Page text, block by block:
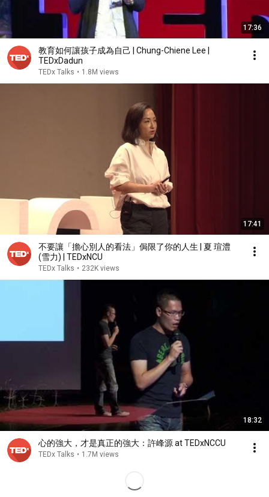
17:36
教育如何讓孩子成為自己 | Chung-Chiene Lee |
TEDxDadun
TEDx Talks • 1.8M views
17:41
不要讓「擔心別人的看法」侷限了你的人生 | 夏 瑄澧
(雪力) | TEDxNCU
TEDx Talks • 232K views
18:32
心的強大，才是真正的強大：許峰源 at TEDxNCCU
TEDx Talks • 1.7M views